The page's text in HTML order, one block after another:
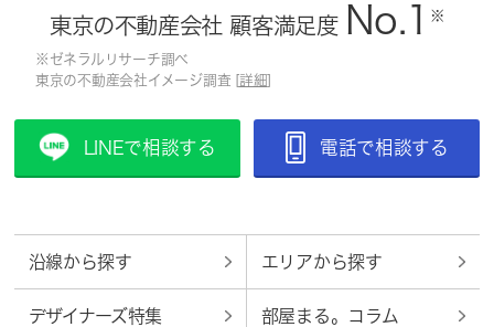
東京の不動産会社 顧客満足度 No.1 ※
※ゼネラルリサーチ調べ
東京の不動産会社イメージ調査 [ 詳細
LINEで相談する 電話で相談する
沿線から探す エリアから探す
デザイナーズ特集 部屋まる。コラム